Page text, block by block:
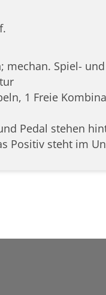
mechan. Spiel-
1 Freie
Pedal stehen
Positiv steht im